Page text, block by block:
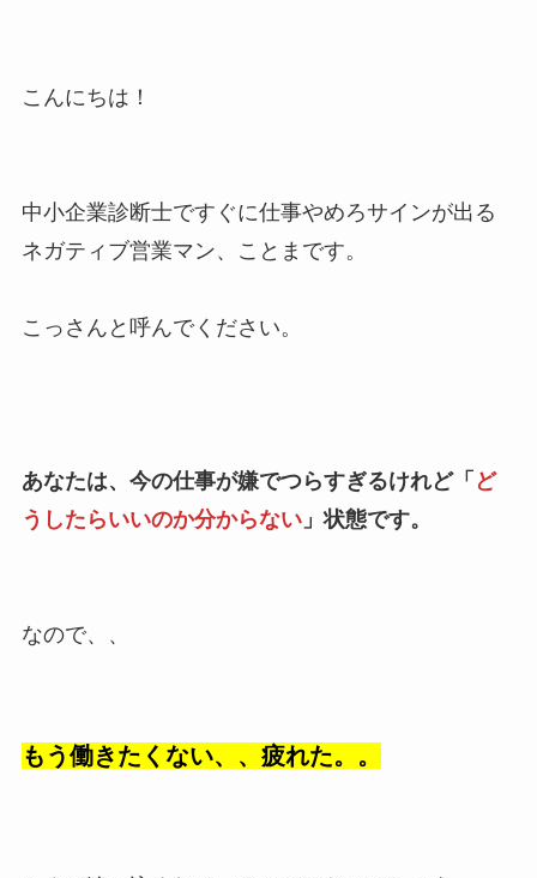
こんにちは！
中小企業診断士ですぐに仕事やめろサインが出る
ネガティブ営業マン、ことまです。
こっさんと呼んでください。
あなたは、今の仕事が嫌でつらすぎるけれど「 ど
うしたらいいのか分からない」状態です。
なので、、
もう働きたくない、、疲れた。。